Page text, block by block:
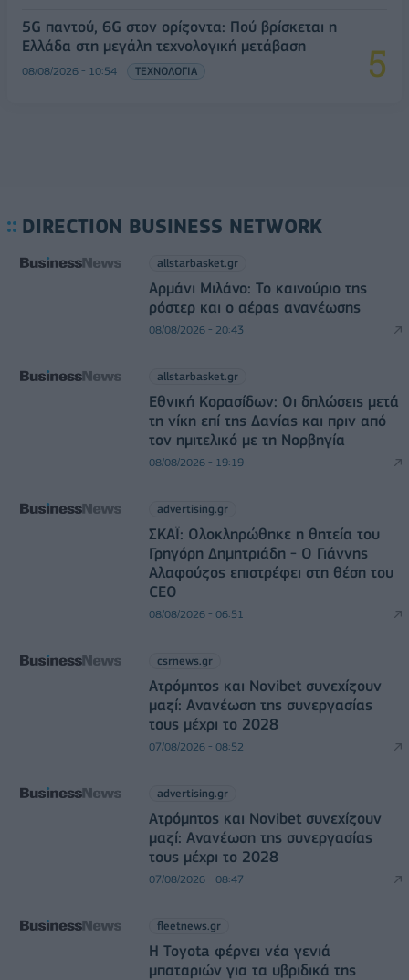
5G παντού, 6G στον ορίζοντα: Πού βρίσκεται η
Ελλάδα στη μεγάλη τεχνολογική μετάβαση
08/08/2026 - 10:54 ΤΕΧΝΟΛΟΓΙΑ
DIRECTION BUSINESS NETWORK
allstarbasket.gr
Αρμάνι Μιλάνο: Το καινούριο της
ρόστερ και ο αέρας ανανέωσης
08/08/2026 - 20:43
allstarbasket.gr
Εθνική Κορασίδων: Οι δηλώσεις μετά
τη νίκη επί της Δανίας και πριν από
τον ημιτελικό με τη Νορβηγία
08/08/2026 - 19:19
advertising.gr
ΣΚΑΪ: Ολοκληρώθηκε η θητεία του
Γρηγόρη Δημητριάδη - Ο Γιάννης
Αλαφούζος επιστρέφει στη θέση του
CEO
08/08/2026 - 06:51
csrnews.gr
Ατρόμητος και Novibet συνεχίζουν
μαζί: Ανανέωση της συνεργασίας
τους μέχρι το 2028
07/08/2026 - 08:52
advertising.gr
Ατρόμητος και Novibet συνεχίζουν
μαζί: Ανανέωση της συνεργασίας
τους μέχρι το 2028
07/08/2026 - 08:47
fleetnews.gr
Η Toyota φέρνει νέα γενιά
μπαταριών για τα υβριδικά της